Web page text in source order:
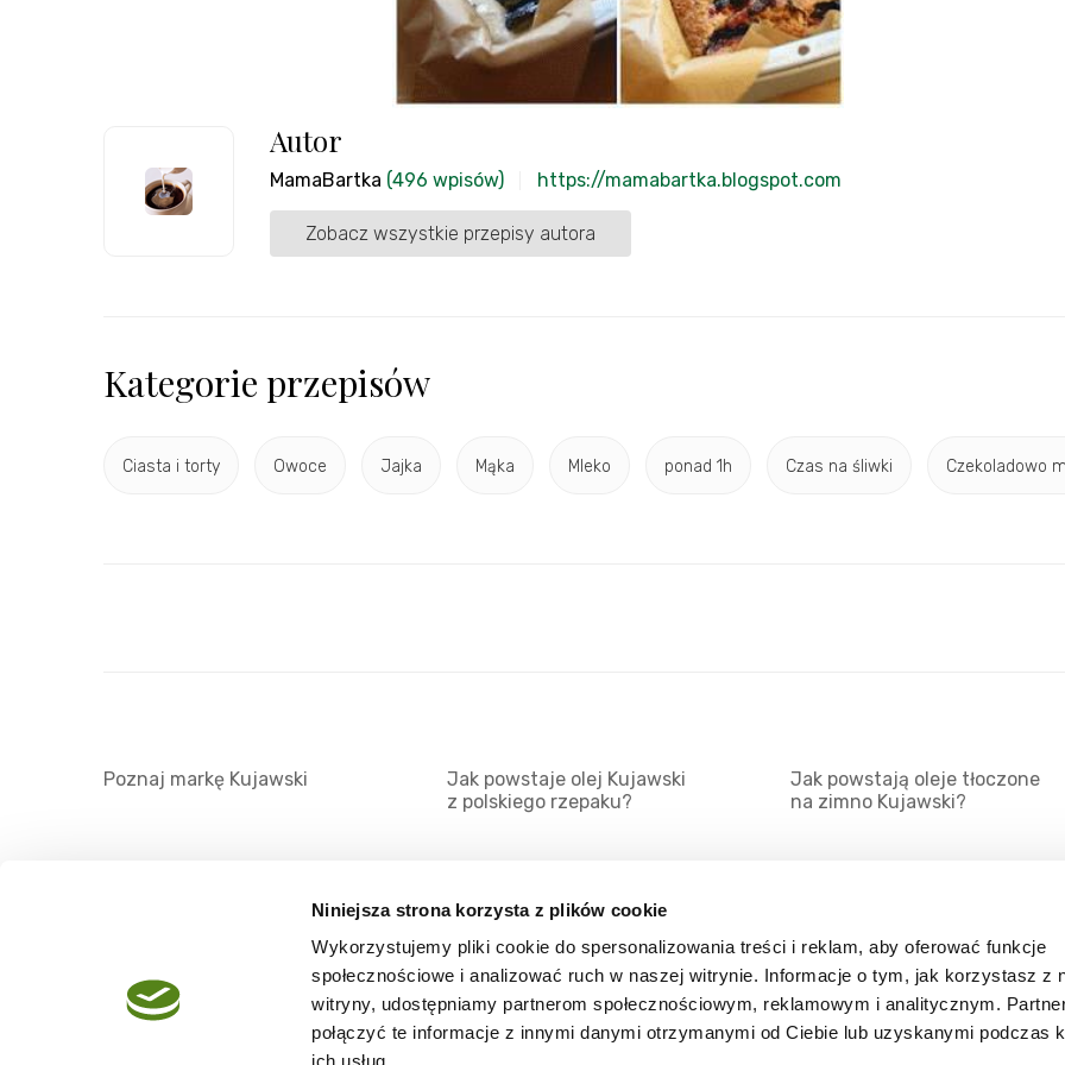
Niniejsza strona korzysta z plików cookie
Wykorzystujemy pliki cookie do spersonalizowania treści i reklam, aby oferować funkcje
społecznościowe i analizować ruch w naszej witrynie. Informacje o tym, jak korzystasz z
witryny, udostępniamy partnerom społecznościowym, reklamowym i analitycznym.
połączyć te informacje z innymi danymi otrzymanymi od Ciebie lub uzyskanymi podczas
Autor
MamaBartka (496 wpisów) https://mamabartka.blogspot.com
Zobacz wszystkie przepisy autora
Kategorie przepisów
Ciasta i torty Owoce Jajka Mąka Mleko ponad 1h Czas na śliwki Czekoladowo
Poznaj markę Kujawski
Jak powstaje olej Kujawski
z polskiego rzepaku?
Jak powstają oleje tłoczone
na zimno Kujawski?
Regulamin
Mapa serwisu
Kanały RSS
Porady